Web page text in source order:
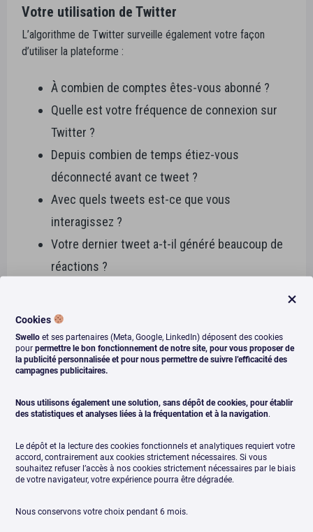
Votre utilisation de Twitter
L’algorithme de Twitter surveille également votre façon
d’utiliser la plateforme :
À combien de comptes êtes-vous abonné ?
Quelle est votre fréquence de connexion sur
Twitter ?
Depuis combien de temps étiez-vous
déconnecté avant ce tweet ?
Avec quels tweets est-ce que vous
interagissez ?
Votre dernier tweet a-t-il généré beaucoup de
réactions ?
privilégie les abonnés du pays où vous vous
trouvez.)
Comment est organisé votre fil
Une fois tous ces aspects entrés dans sa moulinette,
l’algorithme classe vos tweets en3 catégories:
Tweets les plus pertinents : classés selon vos
Cookies
Swello et ses partenaires (Meta, Google, LinkedIn) déposent des cookies
pour permettre le bon fonctionnement de notre site, pour vous proposer de
la publicité personnalisée et pour nous permettre de suivre l’efficacité des
campagnes publicitaires.
Nous utilisons également une solution, sans dépôt de cookies, pour établir
des statistiques et analyses liées à la fréquentation et à la navigation.
Le dépôt et la lecture des cookies fonctionnels et analytiques requiert votre
accord, contrairement aux cookies strictement nécessaires. Si vous
souhaitez refuser l’accès à nos cookies strictement nécessaires par le biais
de votre navigateur, votre expérience pourra être dégradée.
Nous conservons votre choix pendant 6 mois.